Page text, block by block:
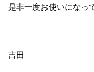
是非一度お使いになっ
吉田